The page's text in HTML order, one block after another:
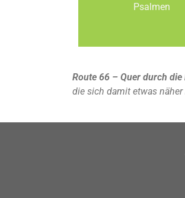
Psalmen
Route 66 – Quer durch die
die sich damit etwas